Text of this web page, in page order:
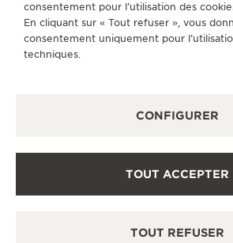
ACCÉDER À LA PAGE
ACCÉDER À LA
ALLER SUR
S'INSCRIRE À LA
CONDITIONS GÉNÉRALES
FORMULAIRE DE
consentement pour l’utilisation des
En cliquant sur « Tout refuser », vous
consentement uniquement pour
techniques.
CONFIGURER
TOUT ACCEPTER
TOUT REFUSER